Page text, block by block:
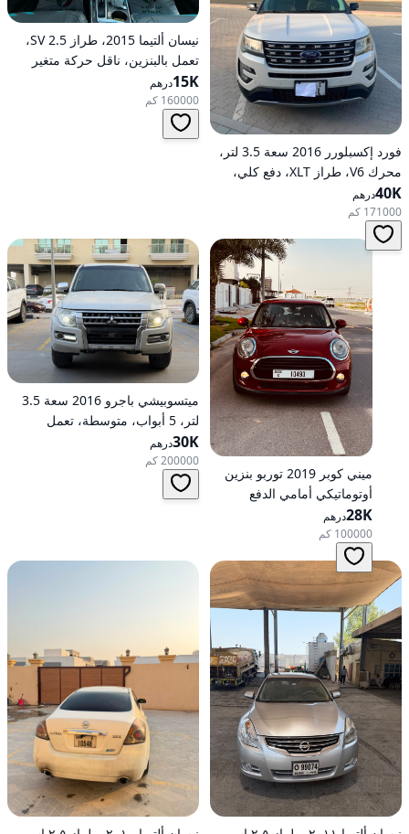
فورد إكسبلورر 2016 سعة 3.5 لتر،
محرك V6، طراز XLT، دفع كلي،
خيارات متوسطة، تعمل بالبنزين،
أوتوماتيكية، دفع كلي
40Kدرهم
171000 كم
نيسان ألتيما 2015، طراز 2.5 SV،
تعمل بالبنزين، ناقل حركة متغير
مستمر (CVT)، دفع أمامي
15Kدرهم
160000 كم
ميني كوبر 2019 توربو بنزين
أوتوماتيكي أمامي الدفع
28Kدرهم
100000 كم
ميتسوبيشي باجرو 2016 سعة 3.5
لتر، 5 أبواب، متوسطة، تعمل
بالبنزين، أوتوماتيكية، دفع رباعي
30Kدرهم
200000 كم